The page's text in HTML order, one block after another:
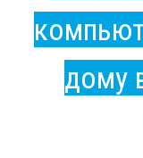
дому